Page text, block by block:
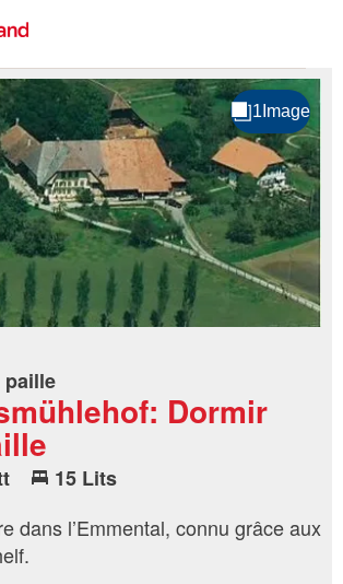
paille
Dormir
15 Lits
dans l’Emmental, connu grâce aux